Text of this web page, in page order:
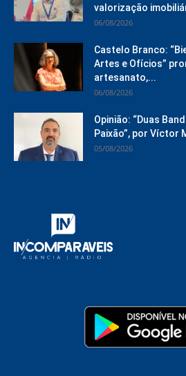
valorização
06/08/2026
Castelo Branco:
Artes e Ofícios”
artesanato,...
06/08/2026
Opinião: “Duas
Paixão”, por Víctor
05/08/2026